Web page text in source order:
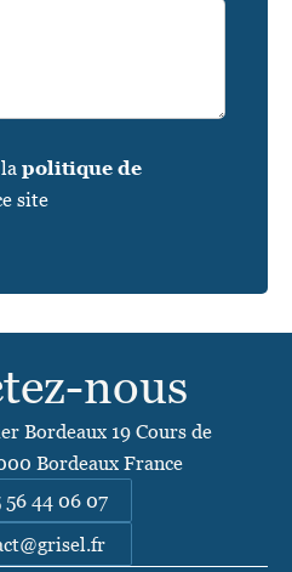
politique de
site
nous
Bordeaux19 Cours de
Bordeaux France
56 44 06 07